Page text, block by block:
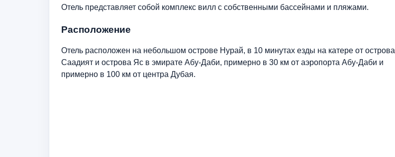
Отель представляет собой комплекс вилл с собственными бассейнами и пляжами.
Расположение
Отель расположен на небольшом острове Нурай, в 10 минутах езды на катере от острова
Саадият и острова Яс в эмирате Абу-Даби, примерно в 30 км от аэропорта Абу-Даби и
примерно в 100 км от центра Дубая.